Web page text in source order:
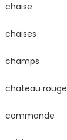
chaise
chaises
champs
chateau rouge
commande